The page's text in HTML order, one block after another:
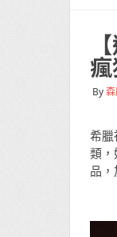
By
希臘
類，
品